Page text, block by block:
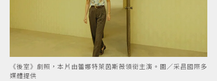
《後室》劇照，本片由蕾娜特萊茵斯薇領銜主演。圖／采昌國際多
媒體提供